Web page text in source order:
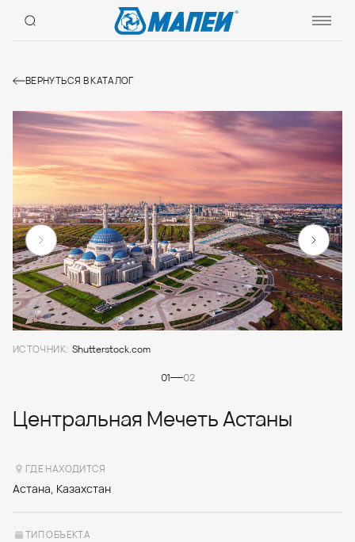
ВЕРНУТЬСЯ В КАТАЛОГ
01 02
ИСТОЧНИК: Shutterstock.com
Центральная Мечеть Астаны
ГДЕ НАХОДИТСЯ
Астана, Казахстан
ТИП ОБЪЕКТА